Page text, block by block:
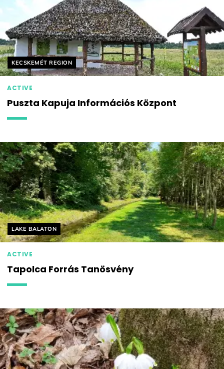
Helyszín címkék:
KECSKEMÉT REGION
ACTIVE
Puszta Kapuja Információs Központ
Helyszín címkék:
LAKE BALATON
ACTIVE
Tapolca Forrás Tanösvény